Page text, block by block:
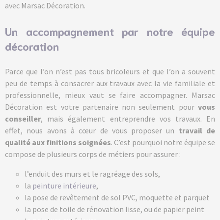
avec Marsac Décoration.
Un accompagnement par notre équipe
décoration
Parce que l’on n’est pas tous bricoleurs et que l’on a souvent
peu de temps à consacrer aux travaux avec la vie familiale et
professionnelle, mieux vaut se faire accompagner. Marsac
Décoration est votre partenaire non seulement pour vous
conseiller, mais également entreprendre vos travaux. En
effet, nous avons à cœur de vous proposer un travail de
qualité aux finitions soignées. C’est pourquoi notre équipe se
compose de plusieurs corps de métiers pour assurer :
l’enduit des murs et le ragréage des sols,
la peinture intérieure,
la pose de revêtement de sol PVC, moquette et parquet
la pose de toile de rénovation lisse, ou de papier peint